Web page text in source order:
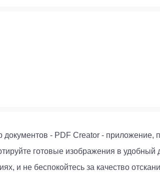
документов - PDF Creator - приложение,
готовые изображения в
и не беспокойтесь за качество